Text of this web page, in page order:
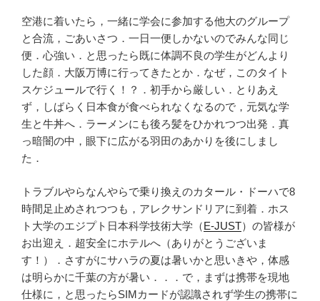
空港に着いたら，一緒に学会に参加する他大のグループ
と合流，ごあいさつ．一日一便しかないのでみんな同じ
便．心強い．と思ったら既に体調不良の学生がどんより
した顔．大阪万博に行ってきたとか．なぜ，このタイト
スケジュールで行く！？．初手から厳しい．とりあえ
ず，しばらく日本食が食べられなくなるので，元気な学
生と牛丼へ．ラーメンにも後ろ髪をひかれつつ出発．真
っ暗闇の中，眼下に広がる羽田のあかりを後にしまし
た．
トラブルやらなんやらで乗り換えのカタール・ドーハで8
時間足止めされつつも，アレクサンドリアに到着．ホス
ト大学のエジプト日本科学技術大学（E-JUST）の皆様が
お出迎え．超安全にホテルへ（ありがとうございま
す！）．さすがにサハラの夏は暑いかと思いきや，体感
は明らかに千葉の方が暑い．．．で，まずは携帯を現地
仕様に，と思ったらSIMカードが認識されず学生の携帯に